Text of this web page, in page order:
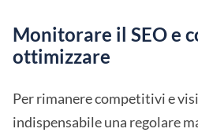
Monitorare il SEO e
ottimizzare
Per rimanere competitivi e
indispensabile una regolare